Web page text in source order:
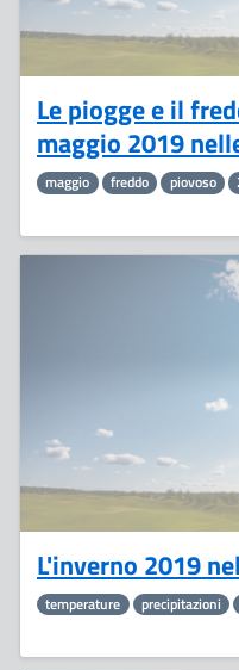
Le piogge e il
maggio 2019
maggio freddo piovoso
L'inverno 2019
temperature precipitazioni